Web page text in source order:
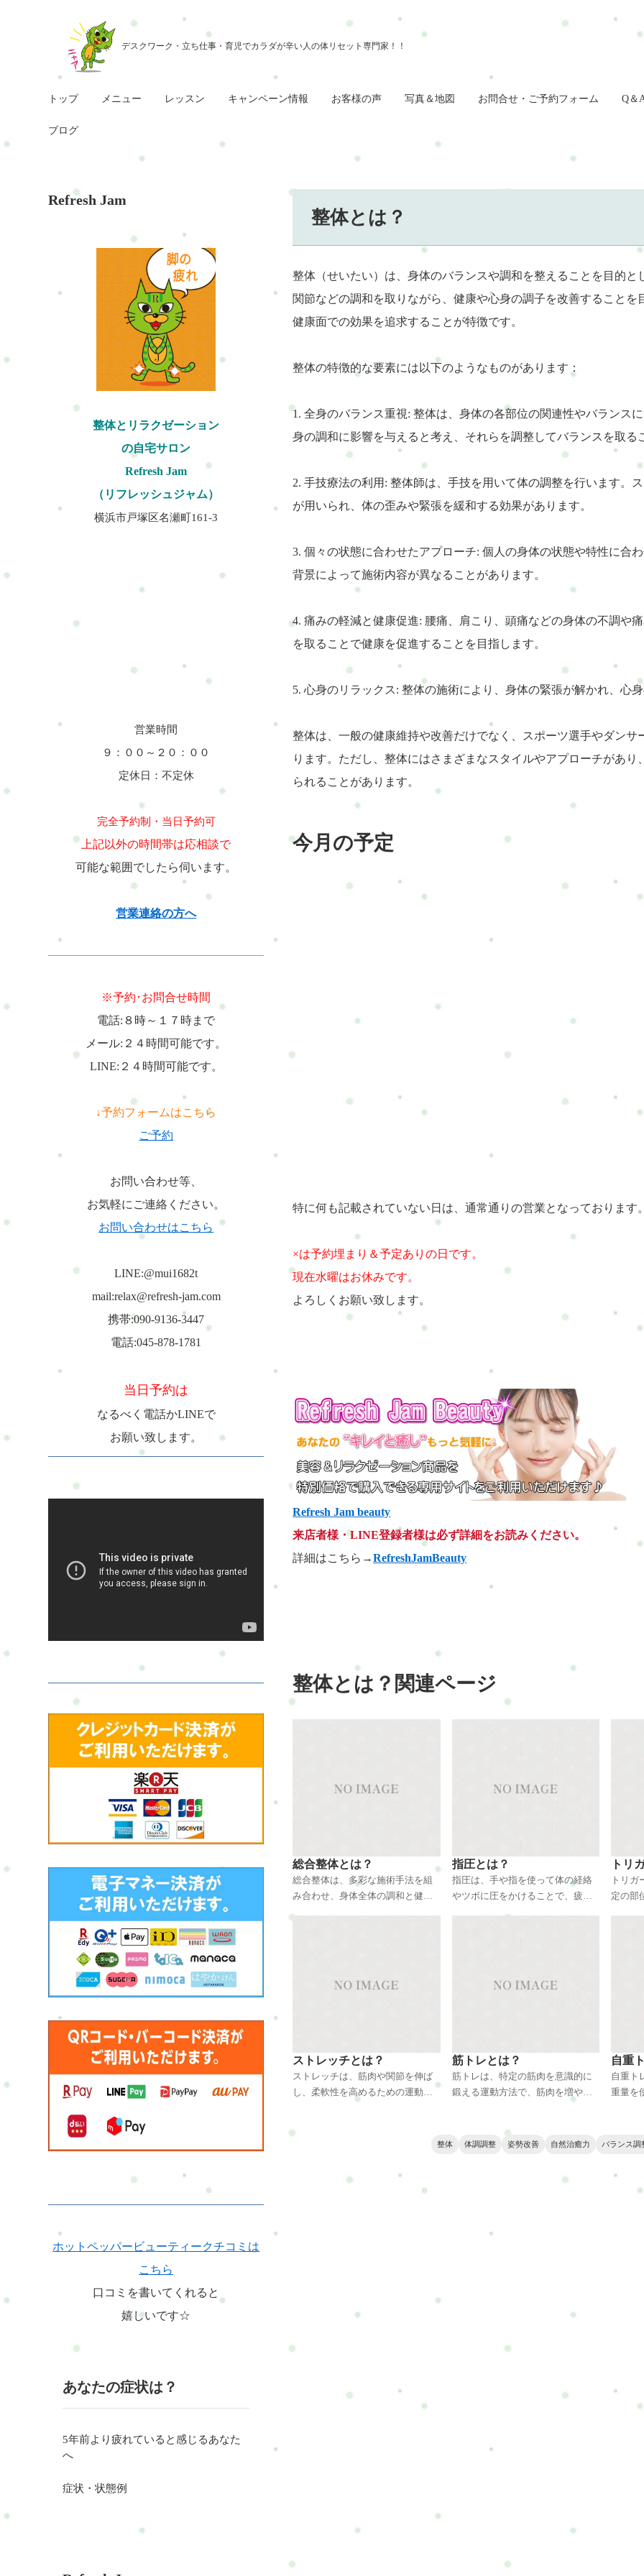
トップ メニュー レッスン キャンペーン情報 お客様の声 写真＆地図 お問合せ・ご予約フォーム Q＆
ブログ
整体とは？
整体（せいたい）は、身体のバランスや調和を整えることを目的
関節などの調和を取りながら、健康や心身の調子を改善すること
健康面での効果を追求することが特徴です。
整体の特徴的な要素には以下のようなものがあります：
1. 全身のバランス重視: 整体は、身体の各部位の関連性やバランス
身の調和に影響を与えると考え、それらを調整してバランスを取る
2. 手技療法の利用: 整体師は、手技を用いて体の調整を行います。
が用いられ、体の歪みや緊張を緩和する効果があります。
3. 個々の状態に合わせたアプローチ: 個人の身体の状態や特性に合
背景によって施術内容が異なることがあります。
4. 痛みの軽減と健康促進: 腰痛、肩こり、頭痛などの身体の不調や
を取ることで健康を促進することを目指します。
5. 心身のリラックス: 整体の施術により、身体の緊張が解かれ、心
整体は、一般の健康維持や改善だけでなく、スポーツ選手やダン
ります。ただし、整体にはさまざまなスタイルやアプローチがあ
られることがあります。
今月の予定
特に何も記載されていない日は、通常通りの営業となっております
×は予約埋まり＆予定ありの日です。
現在水曜はお休みです。
よろしくお願い致します。
Refresh Jam beauty
来店者様・LINE登録者様は必ず詳細をお読みください。
詳細はこちら→RefreshJamBeauty
整体とは？関連ページ
総合整体とは？
総合整体は、多彩な施術手法を組
み合わせ、身体全体の調和と健康
癒力を高める効果があります。
指圧とは？
指圧は、手や指を使って体の経絡
やツボに圧をかけることで、疲れ
や不調を緩和し、全身のバランス
トリ
トリガ
定の部
ストレッチとは？
ストレッチは、筋肉や関節を伸ば
し、柔軟性を高めるための運動方
ンスを整える効果があります。筋
筋トレとは？
筋トレは、特定の筋肉を意識的に
鍛える運動方法で、筋肉を増やす
で、代謝が上がり脂肪燃焼効果も
自重
自重ト
重量を
ます。
持久
整体 体調調整 姿勢改善 自然治癒力 バランス調
Refresh Jam
整体とリラクゼーション
の自宅サロン
Refresh Jam
（リフレッシュジャム）
横浜市戸塚区名瀬町161-3
営業時間
９：００～２０：００
定休日：不定休
完全予約制・当日予約可
上記以外の時間帯は応相談で
可能な範囲でしたら伺います。
営業連絡の方へ
※予約･お問合せ時間
電話:８時～１７時まで
メール:２４時間可能です。
LINE:２４時間可能です。
↓予約フォームはこちら
ご予約
お問い合わせ等、
お気軽にご連絡ください。
お問い合わせはこちら
LINE:@mui1682t
mail:relax@refresh-jam.com
携帯:090-9136-3447
電話:045-878-1781
当日予約は
なるべく電話かLINEで
お願い致します。
ホットペッパービューティークチコミは
こちら
口コミを書いてくれると
嬉しいです☆
あなたの症状は？
5年前より疲れていると感じるあなた
へ
症状・状態例